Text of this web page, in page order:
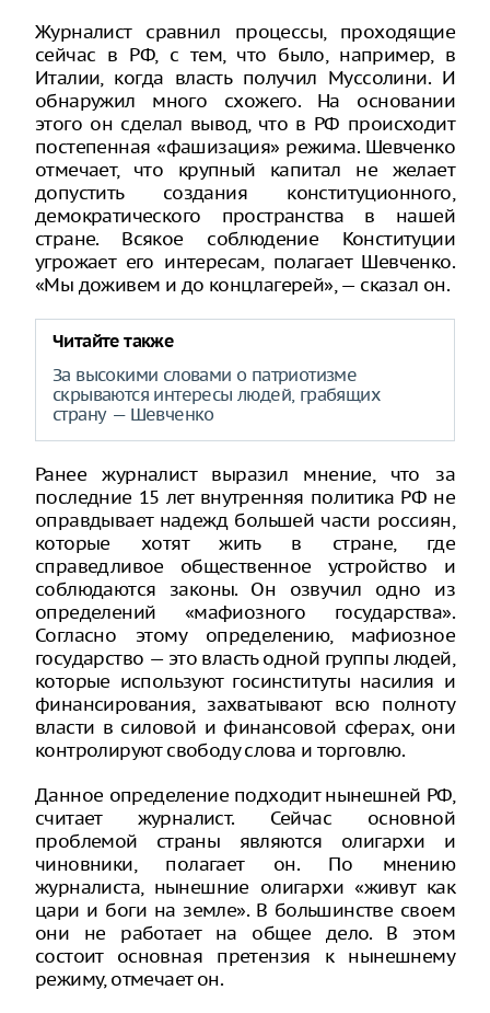
Журналист сравнил процессы, проходящие
сейчас в РФ, с тем, что было, например, в
Италии, когда власть получил Муссолини. И
обнаружил много схожего. На основании
этого он сделал вывод, что в РФ происходит
постепенная «фашизация» режима. Шевченко
отмечает, что крупный капитал не желает
допустить создания конституционного,
демократического пространства в нашей
стране. Всякое соблюдение Конституции
угрожает его интересам, полагает Шевченко.
«Мы доживем и до концлагерей», — сказал он.
Читайте также
За высокими словами о патриотизме
скрываются интересы людей, грабящих
страну — Шевченко
Ранее журналист выразил мнение, что за
последние 15 лет внутренняя политика РФ не
оправдывает надежд большей части россиян,
которые хотят жить в стране, где
справедливое общественное устройство и
соблюдаются законы. Он озвучил одно из
определений «мафиозного государства».
Согласно этому определению, мафиозное
государство — это власть одной группы людей,
которые используют госинституты насилия и
финансирования, захватывают всю полноту
власти в силовой и финансовой сферах, они
контролируют свободу слова и торговлю.
Данное определение подходит нынешней РФ,
считает журналист. Сейчас основной
проблемой страны являются олигархи и
чиновники, полагает он. По мнению
журналиста, нынешние олигархи «живут как
цари и боги на земле». В большинстве своем
они не работает на общее дело. В этом
состоит основная претензия к нынешнему
режиму, отмечает он.